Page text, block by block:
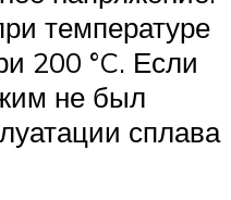
температуре
200 °C. Если
не был
сплава